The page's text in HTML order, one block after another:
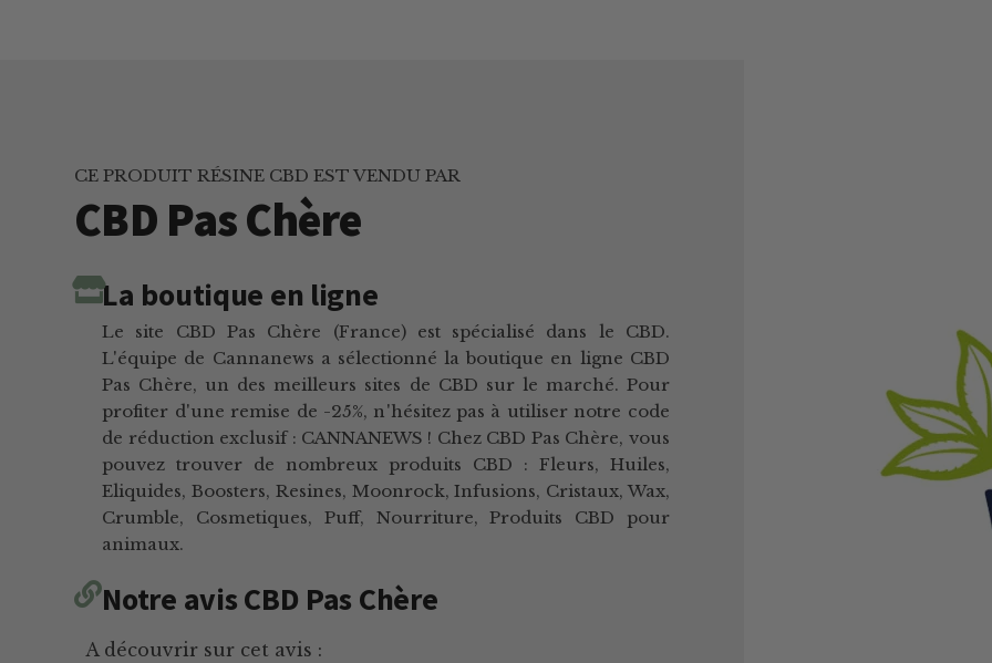
CE PRODUIT RÉSINE CBD EST VENDU PAR
CBD Pas Chère
La boutique en ligne
Le site CBD Pas Chère (France) est spécialisé dans le CBD.
L'équipe de Cannanews a sélectionné la boutique en ligne CBD
Pas Chère, un des meilleurs sites de CBD sur le marché. Pour
profiter d'une remise de -25%, n'hésitez pas à utiliser notre code
de réduction exclusif : CANNANEWS ! Chez CBD Pas Chère, vous
pouvez trouver de nombreux produits CBD : Fleurs, Huiles,
Eliquides, Boosters, Resines, Moonrock, Infusions, Cristaux, Wax,
Crumble, Cosmetiques, Puff, Nourriture, Produits CBD pour
animaux.
Notre avis CBD Pas Chère
A découvrir sur cet avis :